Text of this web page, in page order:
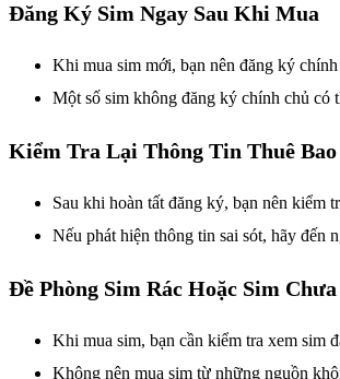
Đăng Ký Sim Ngay Sau Khi Mua
Khi mua sim mới, bạn nên đăng ký
Một số sim không đăng ký chính chủ có
Kiểm Tra Lại Thông Tin Thuê Bao
Sau khi hoàn tất đăng ký, bạn nên kiểm
Nếu phát hiện thông tin sai sót, hãy đến
Đề Phòng Sim Rác Hoặc Sim
Khi mua sim, bạn cần kiểm tra xem sim
Không nên mua sim từ những nguồn